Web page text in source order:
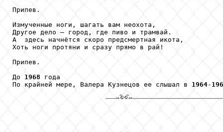
Припев.
Измученные ноги, шагать вам неохота,
Другое дело — город, где пиво и трамвай.
А  здесь начнётся скоро предсмертная икота,
Хоть ноги протяни и сразу прямо в рай!
Припев.
До 1968 года
По крайней мере, Валера Кузнецов ее слышал в 1964-